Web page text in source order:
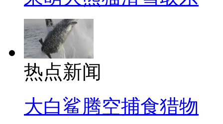
热点新闻
大白鲨腾空捕食猎物